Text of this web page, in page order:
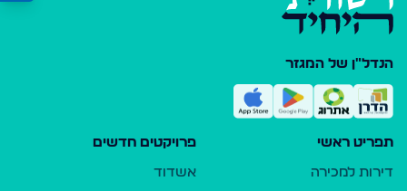
הנדל"ן של המגזר
תפריט ראשי
דירות למכירה
פרויקטים חדשים
אשדוד